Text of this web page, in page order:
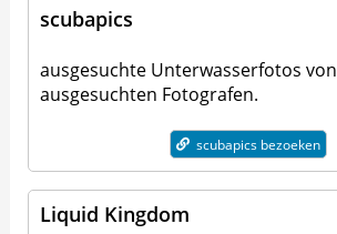
scubapics
ausgesuchte Unterwasserfotos von
ausgesuchten Fotografen.
scubapics bezoeken
Liquid Kingdom